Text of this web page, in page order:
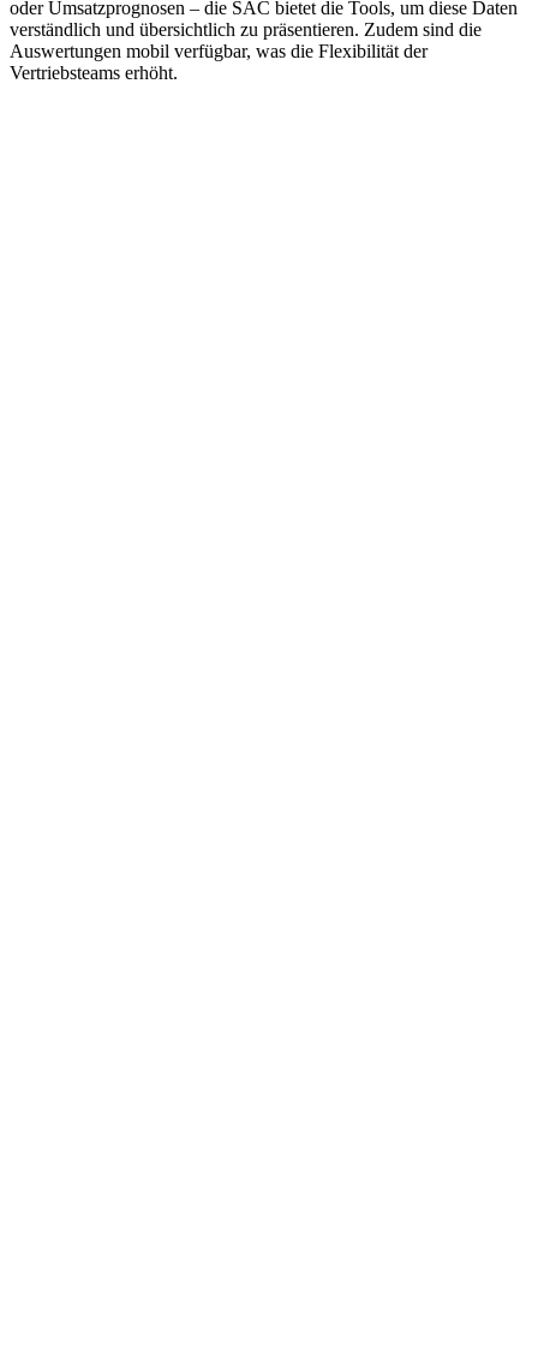
oder Umsatzprognosen – die SAC bietet die Tools, um diese Daten
verständlich und übersichtlich zu präsentieren. Zudem sind die
Auswertungen mobil verfügbar, was die Flexibilität der
Vertriebsteams erhöht.